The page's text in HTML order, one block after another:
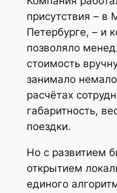
присутствия – в
Петербурге, – и
позволяло
стоимость
занимало
расчётах
габаритность,
поездки.
Но с развитием
открытием
единого